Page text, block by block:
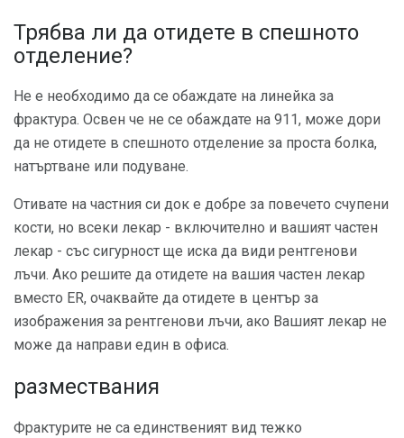
Трябва ли да отидете в спешното
отделение?
Не е необходимо да се обаждате на линейка за
фрактура. Освен че не се обаждате на 911, може дори
да не отидете в спешното отделение за проста болка,
натъртване или подуване.
Отивате на частния си док е добре за повечето счупени
кости, но всеки лекар - включително и вашият частен
лекар - със сигурност ще иска да види рентгенови
лъчи. Ако решите да отидете на вашия частен лекар
вместо ER, очаквайте да отидете в център за
изображения за рентгенови лъчи, ако Вашият лекар не
може да направи един в офиса.
размествания
Фрактурите не са единственият вид тежко